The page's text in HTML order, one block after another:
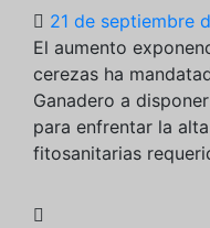
21 de septiembre
El aumento
cerezas ha
Ganadero a
para enfrentar la
fitosanitarias